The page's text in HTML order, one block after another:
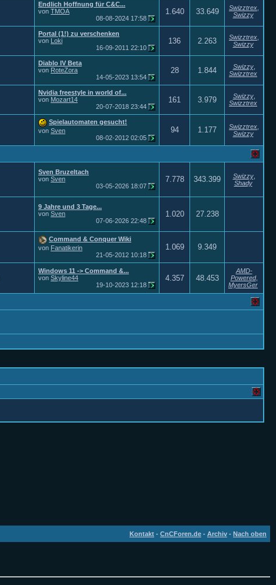
Endlich Hoffnung für C&C...
von TMOA
08-08-2024 17:58
1.640 33.649 Swizztrex
Swizzy
Portal (1!) zu verschenken
von Loki
16-09-2011 22:10
136 2.263 Swizztrex
Swizzy
Diablo IV Beta
von RoteZora
14-05-2023 13:54
28 1.844 Swizzy,
Swizztrex
Nvidia freestyle in world of...
von Mozart14
20-07-2018 23:44
161 3.979 Swizzy,
Swizztrex
Spielautomaten gesucht!
von Sven
08-02-2012 02:05
94 1.177 Swizztrex
Swizzy
Sven Bruzeltach
von Sven
03-05-2026 18:07
7.778 343.399 Swizzy,
Shady
9 Jahre und 3 Tage...
von Sven
07-06-2026 22:48
1.020 27.238
Command & Conquer Wiki
von Fanatikerin
21-05-2012 10:18
1.069 9.349
Windows 11 -> Command &...
von Skyline44
19-10-2023 12:18
4.357 48.453
AMD-
Powered,
MyersGer
Kontakt - CnCForen.de - Archiv - Nach oben